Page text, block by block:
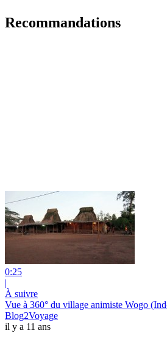
Recommandations
0:25
|
À suivre
Vue à 360° du village animiste Wogo
Blog2Voyage
il y a 11 ans